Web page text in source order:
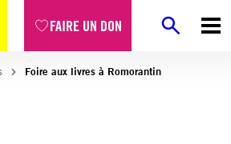
FAIRE UN DON
Foire aux livres à Romorantin